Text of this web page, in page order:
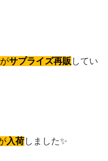
がサプライズ再販 してい
入荷 しました✨